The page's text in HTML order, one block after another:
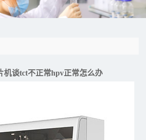
机谈tct不正常hpv正常怎么办